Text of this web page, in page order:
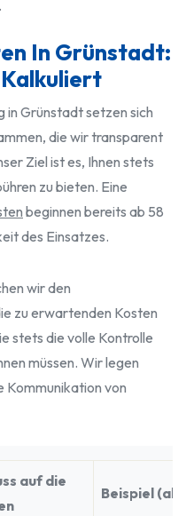
In Grünstadt:
in Grünstadt setzen sich
die wir transparent
Ziel ist es, Ihnen stets
zu bieten. Eine
beginnen bereits ab 58
des Einsatzes.
wir den
zu erwartenden Kosten
stets die volle Kontrolle
müssen. Wir legen
Kommunikation von
auf die
Beispiel (ab